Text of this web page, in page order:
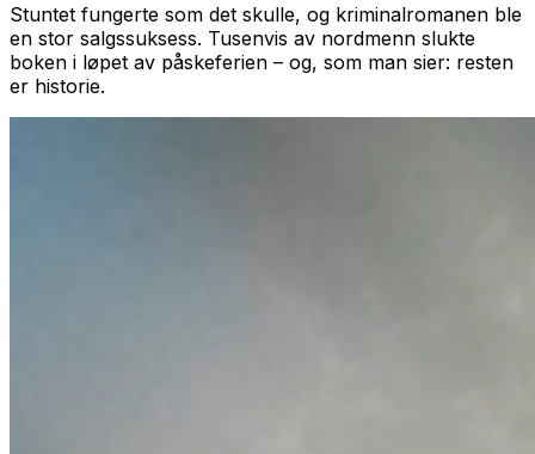
Stuntet fungerte som det skulle, og kriminalromanen ble
en stor salgssuksess. Tusenvis av nordmenn slukte
boken i løpet av påskeferien – og, som man sier: resten
er historie.